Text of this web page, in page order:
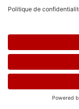
sur les
Créer une
Les Lignes